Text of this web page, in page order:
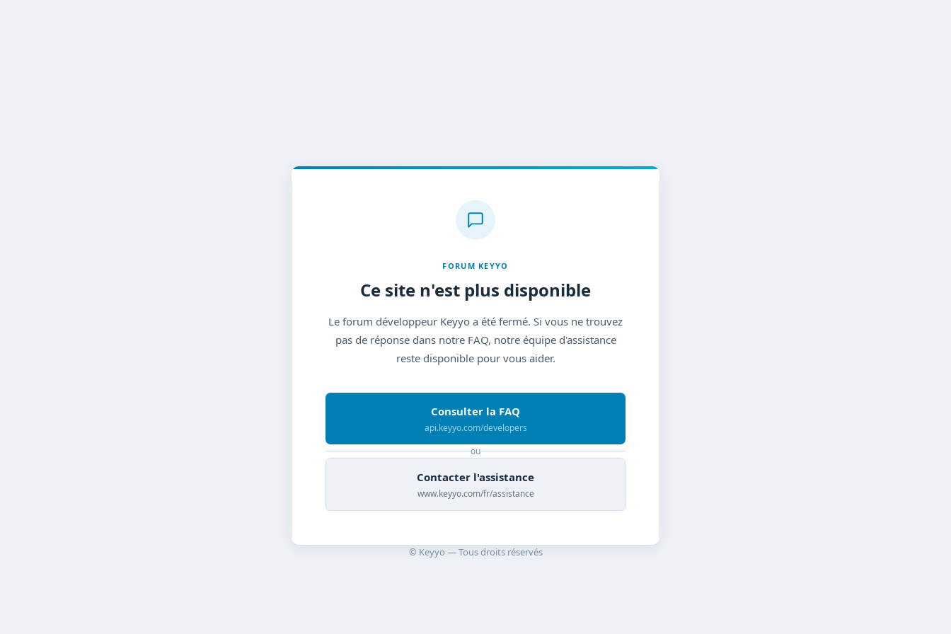
FORUM KEYYO
Ce site n'est plus disponible
Le forum développeur Keyyo a été fermé. Si vous ne trouvez
pas de réponse dans notre FAQ, notre équipe d'assistance
reste disponible pour vous aider.
Consulter la FAQ
api.keyyo.com/developers
ou
Contacter l'assistance
www.keyyo.com/fr/assistance
© Keyyo — Tous droits réservés